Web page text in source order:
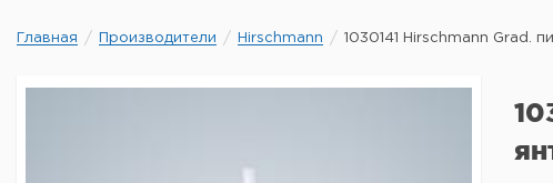
Главная Производители Hirschmann 1030141 Hirschmann Grad.